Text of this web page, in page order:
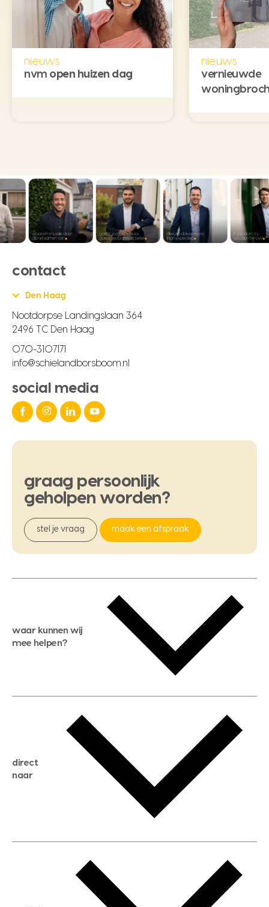
nieuws
nvm open huizen dag
nieuws
vernieuwde
contact
Den Haag
Nootdorpse Landingslaan 364
2496 TC Den Haag
070-3107171
info@schielandborsboom.nl
social media
graag persoonlijk
geholpen worden?
stel je vraag maak een afspraak
waar kunnen wij
mee helpen?
gratis zoekservice
huis verkopen
huis kopen
aankoopadvies
verkoopadvies
direct
naar
hypotheek berekenen
maximale hypotheek berekenen